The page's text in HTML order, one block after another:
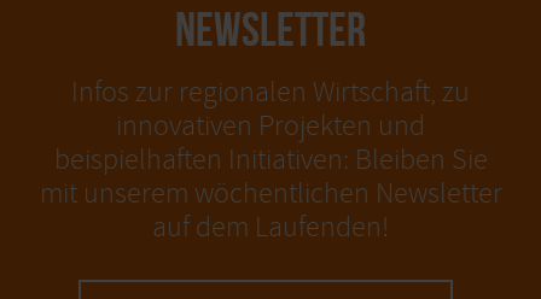
NEWSLETTER
Infos zur regionalen Wirtschaft, zu
innovativen Projekten und
beispielhaften Initiativen: Bleiben Sie
mit unserem wöchentlichen Newsletter
auf dem Laufenden!